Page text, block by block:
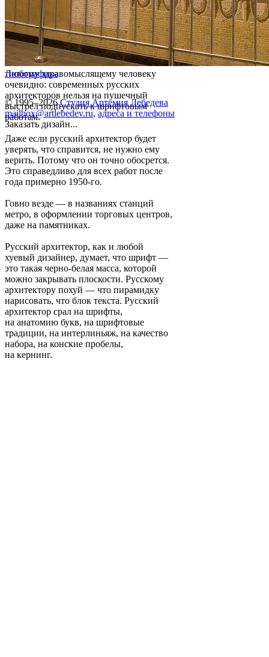
Любому здравомыслящему человеку
очевидно: современных русских
архитекторов нельзя на пушечный
выстрел подпускать к шрифтовым
работам.
Даже если русский архитектор будет
уверять, что справится, не нужно ему
верить. Потому что он точно обосрется.
Это справедливо для всех работ после
года примерно 1950-го.
Говно везде — в названиях станций
метро, в оформлении торговых центров,
даже на памятниках.
Русский архитектор, как и любой
хуевый дизайнер, думает, что шрифт —
это такая черно-белая масса, которой
можно закрывать плоскости. Русскому
архитектору похуй — что пирамидку
нарисовать, что блок текста. Русский
архитектор срал на шрифты,
на анатомию букв, на шрифтовые
традиции, на интерлиньяж, на качество
набора, на конские пробелы,
на кернинг.
типографика
© 1995–2026 Студия Артемия Лебедева
mailbox@artlebedev.ru, адреса и телефоны
Заказать дизайн...